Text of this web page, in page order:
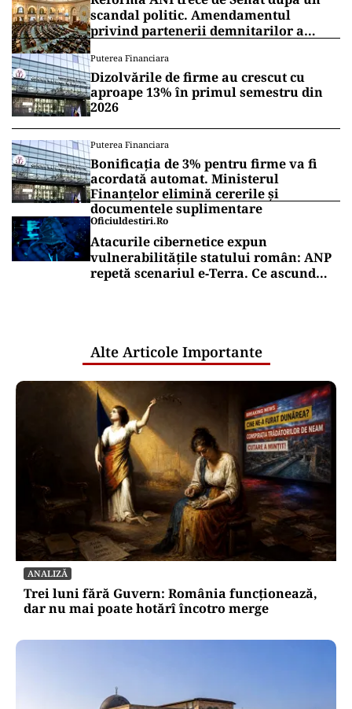
scandal politic. Amendamentul
privind partenerii demnitarilor a
Puterea Financiara
Dizolvările de firme au crescut cu
aproape 13% în primul semestru din
2026
Puterea Financiara
Bonificația de 3% pentru firme va fi
acordată automat. Ministerul
Finanțelor elimină cererile și
documentele suplimentare
Oficiuldestiri.ro
Atacurile cibernetice expun
vulnerabilitățile statului român: ANP
repetă scenariul e‑Terra. Ce ascund
Alte Articole Importante
ANALIZĂ
Trei luni fără Guvern: România funcționează,
dar nu mai poate hotărî încotro merge